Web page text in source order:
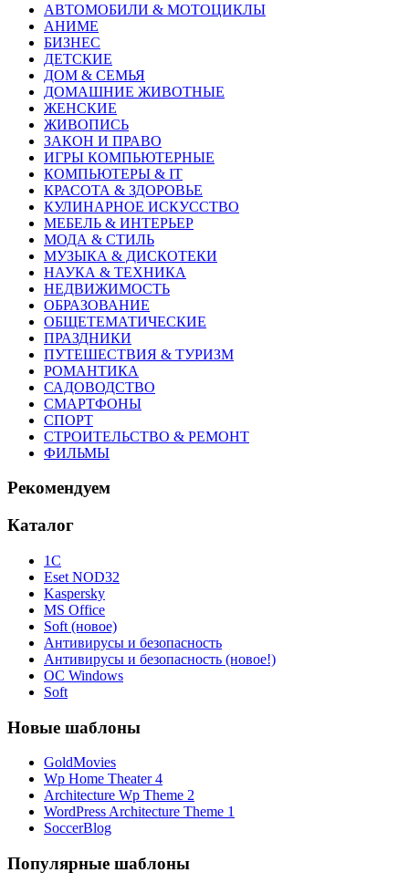
АВТОМОБИЛИ & МОТОЦИКЛЫ
АНИМЕ
БИЗНЕС
ДЕТСКИЕ
ДОМ & СЕМЬЯ
ДОМАШНИЕ ЖИВОТНЫЕ
ЖЕНСКИЕ
ЖИВОПИСЬ
ЗАКОН И ПРАВО
ИГРЫ КОМПЬЮТЕРНЫЕ
КОМПЬЮТЕРЫ & IT
КРАСОТА & ЗДОРОВЬЕ
КУЛИНАРНОЕ ИСКУССТВО
МЕБЕЛЬ & ИНТЕРЬЕР
МОДА & СТИЛЬ
МУЗЫКА & ДИСКОТЕКИ
НАУКА & ТЕХНИКА
НЕДВИЖИМОСТЬ
ОБРАЗОВАНИЕ
ОБЩЕТЕМАТИЧЕСКИЕ
ПРАЗДНИКИ
ПУТЕШЕСТВИЯ & ТУРИЗМ
РОМАНТИКА
САДОВОДСТВО
СМАРТФОНЫ
СПОРТ
СТРОИТЕЛЬСТВО & РЕМОНТ
ФИЛЬМЫ
Рекомендуем
Каталог
1С
Eset NOD32
Kaspersky
MS Office
Soft (новое)
Антивирусы и безопасность
Антивирусы и безопасность (новое!)
ОС Windows
Soft
Новые шаблоны
GoldMovies
Wp Home Theater 4
Architecture Wp Theme 2
WordPress Architecture Theme 1
SoccerBlog
Популярные шаблоны